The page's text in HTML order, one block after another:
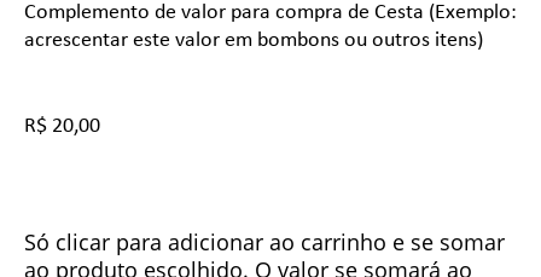
Complemento de valor para compra de Cesta (Exemplo:
acrescentar este valor em bombons ou outros itens)
R$ 20,00
Só clicar para adicionar ao carrinho e se somar
ao produto escolhido. O valor se somará ao